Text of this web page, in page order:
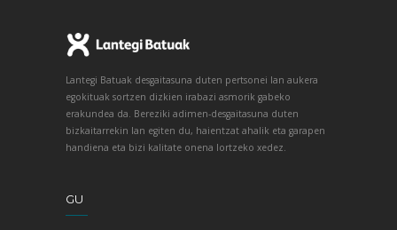
Lantegi Batuak desgaitasuna duten pertsonei lan aukera
egokituak sortzen dizkien irabazi asmorik gabeko
erakundea da. Bereziki adimen-desgaitasuna duten
bizkaitarrekin lan egiten du, haientzat ahalik eta garapen
handiena eta bizi kalitate onena lortzeko xedez.
GU